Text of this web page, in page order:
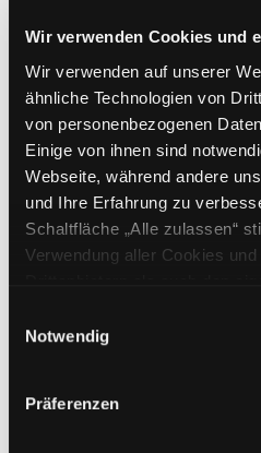
Wir verwenden Cookies und
Wir verwenden auf unserer
ähnliche Technologien von
von personenbezogenen
Einige von ihnen sind
Webseite, während andere
und Ihre Erfahrung zu
Schaltfläche „Alle zulassen“
Verwendung aller Cookies
Cookies von Drittanbietern,
unsicheren Drittländern
ohne adäquates
diesem Zusammenhang
Notwendig
Präferenzen
Exemplar-Details
König
Verfasser:
Jahr:2007
Reihe:Hertha
Laurence
Märchen
Suche nach
Jahr:2017
Exemplar-